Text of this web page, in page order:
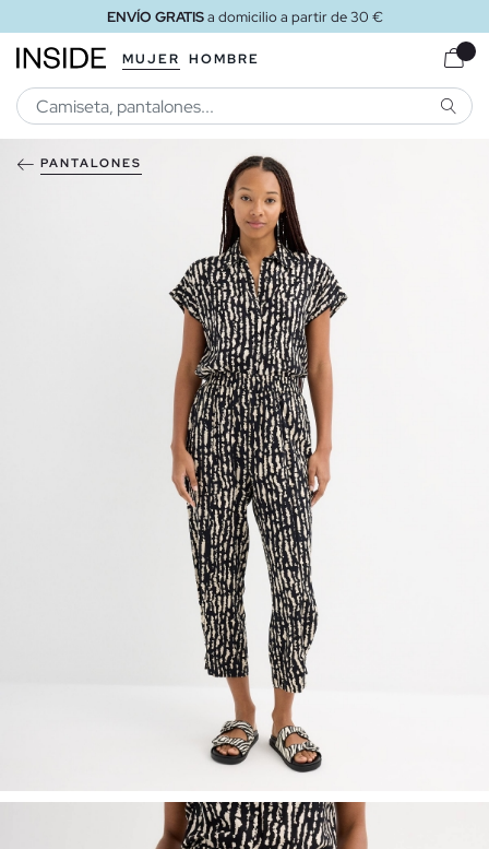
ENVÍO GRATISa domicilio a partir de 30 €
MUJER HOMBRE
PANTALONES